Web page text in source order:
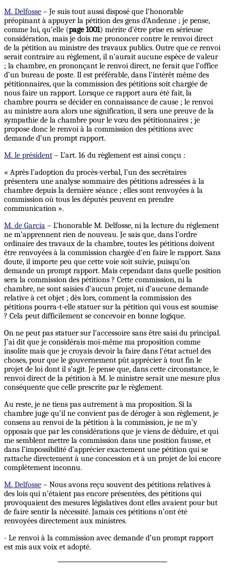
M. Delfosse – Je suis tout aussi disposé que l’honorable
préopinant à appuyer la pétition des gens d’Andenne ; je pense,
comme lui, qu’elle (page 1001) mérite d’être prise en sérieuse
considération, mais je dois me prononcer contre le renvoi direct
de la pétition au ministre des travaux publics. Outre que ce renvoi
serait contraire au règlement, il n’aurait aucune espèce de valeur
; la chambre, en prononçant le renvoi direct, ne ferait que l’office
d’un bureau de poste. Il est préférable, dans l’intérêt même des
pétitionnaires, que la commission des pétitions soit chargée de
nous faire un rapport. Lorsque ce rapport aura été fait, la
chambre pourra se décider en connaissance de cause ; le renvoi
au ministre aura alors une signification, il sera une preuve de la
sympathie de la chambre pour le vœu des pétitionnaires ; je
propose donc le renvoi à la commission des pétitions avec
demande d’un prompt rapport.
M. le président – L’art. 16 du règlement est ainsi conçu :
« Après l’adoption du procès-verbal, l’un des secrétaires
présentera une analyse sommaire des pétitions adressées à la
chambre depuis la dernière séance ; elles sont renvoyées à la
commission où tous les députés peuvent en prendre
communication ».
M. de Garcia – L’honorable M. Delfosse, ni la lecture du règlement
ne m’apprennent rien de nouveau. Je sais que, dans l’ordre
ordinaire des travaux de la chambre, toutes les pétitions doivent
être renvoyées à la commission chargée d’en faire le rapport. Sans
doute, il importe peu que cette voie soit suivie, puisqu’on
demande un prompt rapport. Mais cependant dans quelle position
sera la commission des pétitions ? Cette commission, ni la
chambre, ne sont saisies d’aucun projet, ni d’aucune demande
relative à cet objet ; dès lors, comment la commission des
pétitions pourra-t-elle statuer sur la pétition qui vous est soumise
? Cela peut difficilement se concevoir en bonne logique.
On ne peut pas statuer sur l’accessoire sans être saisi du principal.
J’ai dit que je considérais moi-même ma proposition comme
insolite mais que je croyais devoir la faire dans l’état actuel des
choses, pour que le gouvernement pût apprécier à tout fin le
projet de loi dont il s’agit. Je pense que, dans cette circonstance, le
renvoi direct de la pétition à M. le ministre serait une mesure plus
conséquente que celle prescrite par le règlement.
Au reste, je ne tiens pas autrement à ma proposition. Si la
chambre juge qu’il ne convient pas de déroger à son règlement, je
consens au renvoi de la pétition à la commission, je ne m’y
opposais que par les considérations que je viens de déduire, et qui
me semblent mettre la commission dans une position fausse, et
dans l’impossibilité d’apprécier exactement une pétition qui se
rattache directement à une concession et à un projet de loi encore
complètement inconnu.
M. Delfosse – Nous avons reçu souvent des pétitions relatives à
des lois qui n’étaient pas encore présentées, des pétitions qui
provoquaient des mesures législatives dont elles avaient pour but
de faire sentir la nécessité. Jamais ces pétitions n’ont été
renvoyées directement aux ministres.
- Le renvoi à la commission avec demande d’un prompt rapport
est mis aux voix et adopté.